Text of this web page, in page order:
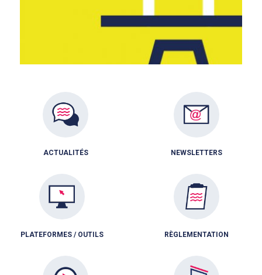
ACTUALITÉS NEWSLETTERS
PLATEFORMES / OUTILS RÈGLEMENTATION